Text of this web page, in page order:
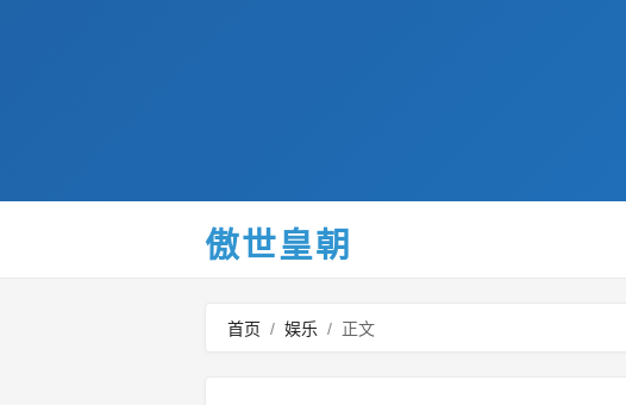
傲世皇朝
首页 / 娱乐 / 正文